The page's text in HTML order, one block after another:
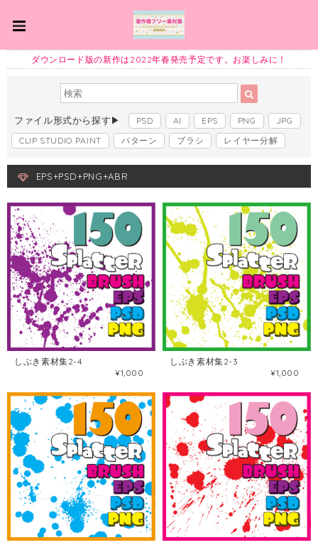
ダウンロード版の新作は2022年春発売予定です。お楽しみに！
ファイル形式から探す▶ PSD AI EPS PNG
JPG
CLIP STUDIO PAINT
パターン ブラシ レイヤー分解
EPS+PSD+PNG+ABR
しぶき素材集2-4
¥1,000
しぶき素材集2-3
¥1,000